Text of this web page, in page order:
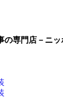
の専門店－ニ